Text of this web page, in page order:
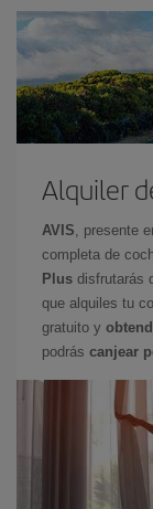
Alquiler
AVIS, presente
completa de
Plus disfrutarás
que alquiles tu
gratuito y
podrás canjear